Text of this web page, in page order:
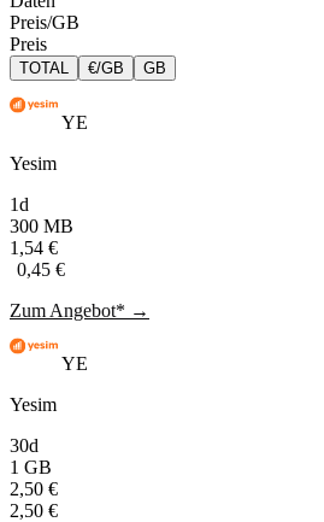
Preis/GB
Preis
TOTAL €/GB GB
YE
Yesim
1d
300 MB
1,54 €
0,45 €
Zum Angebot* →
YE
Yesim
30d
1 GB
2,50 €
2,50 €